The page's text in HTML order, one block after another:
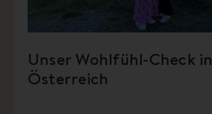
Unser Wohlfühl-Check in
Österreich